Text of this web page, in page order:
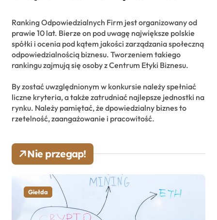
Ranking Odpowiedzialnych Firm jest organizowany od
prawie 10 lat. Bierze on pod uwagę największe polskie
spółki i ocenia pod kątem jakości zarządzania społeczną
odpowiedzialnością biznesu. Tworzeniem takiego
rankingu zajmują się osoby z Centrum Etyki Biznesu.
By zostać uwzględnionym w konkursie należy spełniać
liczne kryteria, a także zatrudniać najlepsze jednostki na
rynku. Należy pamiętać, że dpowiedzialny biznes to
rzetelność, zaangażowanie i pracowitość.
Nie przegap!
Giełda